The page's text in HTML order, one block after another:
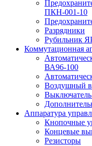
ПКН-001-10
Разрядники
Рубильник
Коммутационная
ВА96-100
Воздушный
Аппаратура
Кнопочные
Концевые
Резисторы